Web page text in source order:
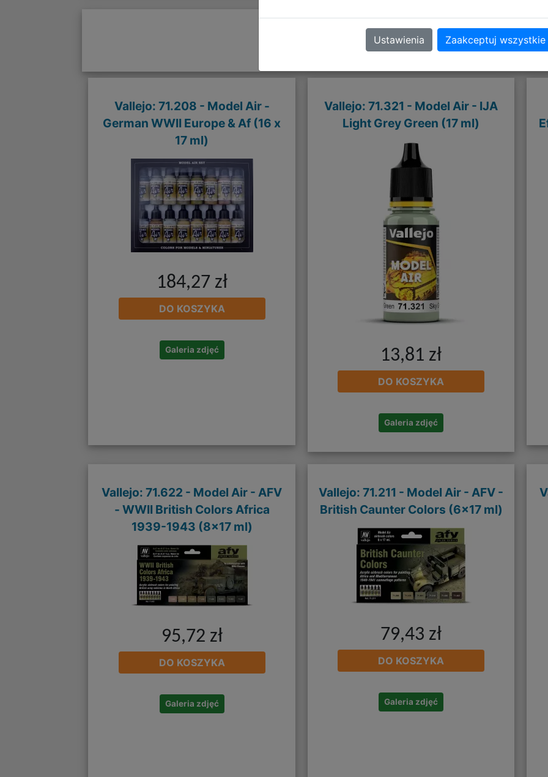
Polecane
Vallejo: 71.208 - Model Air -
German WWII Europe & Af (16 x
17 ml)
184,27 zł
DO KOSZYKA
Galeria zdjęć
Vallejo: 71.321 - Model Air - IJA
Light Grey Green (17 ml)
13,81 zł
DO KOSZYKA
Galeria zdjęć
Vallejo: 71.622 - Model Air - AFV
- WWII British Colors Africa
1939-1943 (8x17 ml)
95,72 zł
DO KOSZYKA
Galeria zdjęć
Vallejo: 71.211 - Model Air - AFV -
British Caunter Colors (6x17 ml)
79,43 zł
DO KOSZYKA
Galeria zdjęć
Ustawienia Zaakceptuj wszystkie